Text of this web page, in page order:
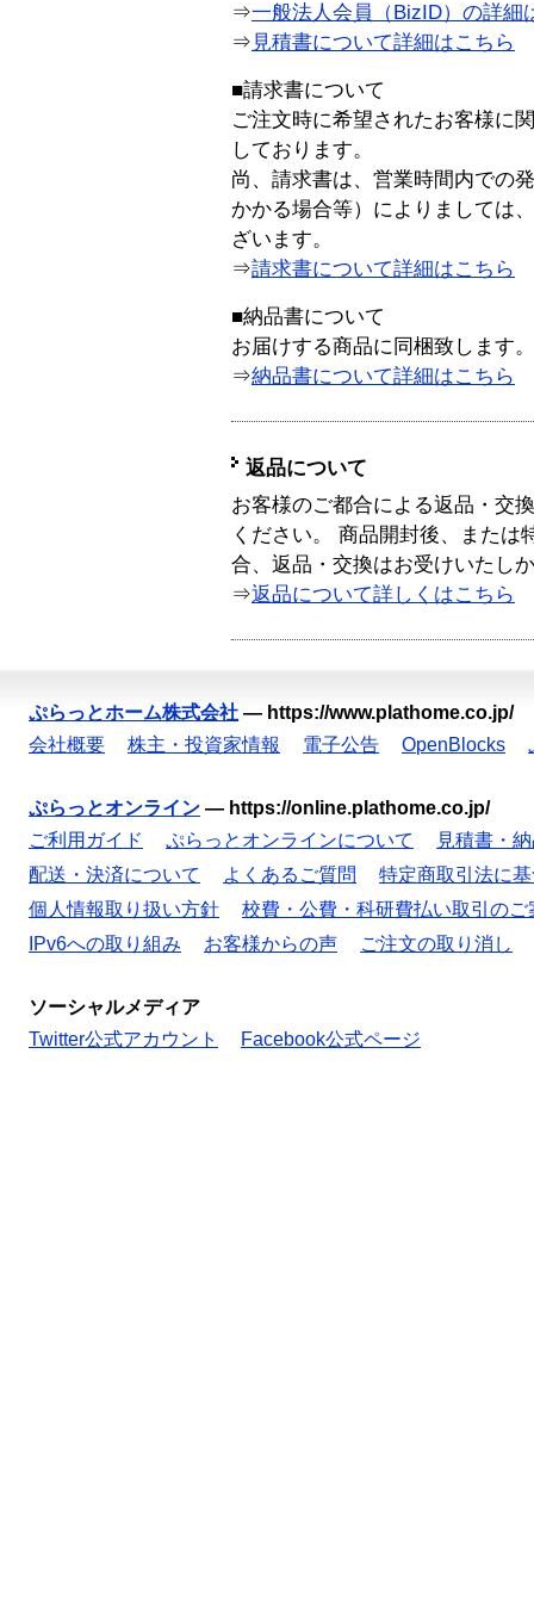
⇒一般法人会員（BizID）の詳細
⇒ 見積書について詳細はこちら
■請求書について
ご注文時に希望されたお客様に
しております。
尚、請求書は、営業時間内での
かかる場合等）によりましては
ざいます。
⇒請求書について詳細はこちら
■納品書について
お届けする商品に同梱致します。
⇒納品書について詳細はこちら
返品について
お客様のご都合による返品・交
ください。 商品開封後、または
合、返品・交換はお受けいたし
⇒返品について詳しくはこちら
ぷらっとホーム株式会社 — https://www.plathome.co.jp/
会社概要
株主・投資家情報 電子公告 OpenBlocks
ぷらっとオンライン — https://online.plathome.co.jp/
ご利用ガイド
ぷらっとオンラインについて
見積書・
配送・決済について
よくあるご質問
特定商取引法に
個人情報取り扱い方針
校費・公費・科研費払い取引のご
IPv6への取り組み
お客様からの声 ご注文の取り消し
ソーシャルメディア
Twitter公式アカウント
Facebook公式ページ